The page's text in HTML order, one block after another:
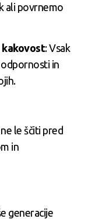
ali povrnemo
: Vsak
in
le ščiti pred
in
generacije